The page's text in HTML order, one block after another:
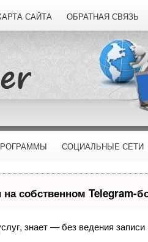
САЙТА ОБРАТНАЯ СВЯЗЬ
СОЦИАЛЬНЫЕ СЕТИ
собственном Telegram-
знает — без ведения